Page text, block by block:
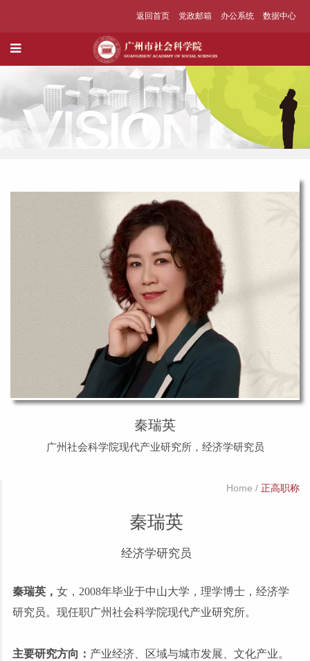
返回首页 党政邮箱 办公系统 数据中心
秦瑞英
广州社会科学院现代产业研究所， 经济学研究员
Home / 正高职称
秦瑞英
经济学研究员
秦瑞英， 女， 2008年毕业于中山大学，理学博士，经济学
研究员。现任职广州社会科学院现代产业研究所。
主要研究方向： 产业经济、区域与城市发展、文化产业。